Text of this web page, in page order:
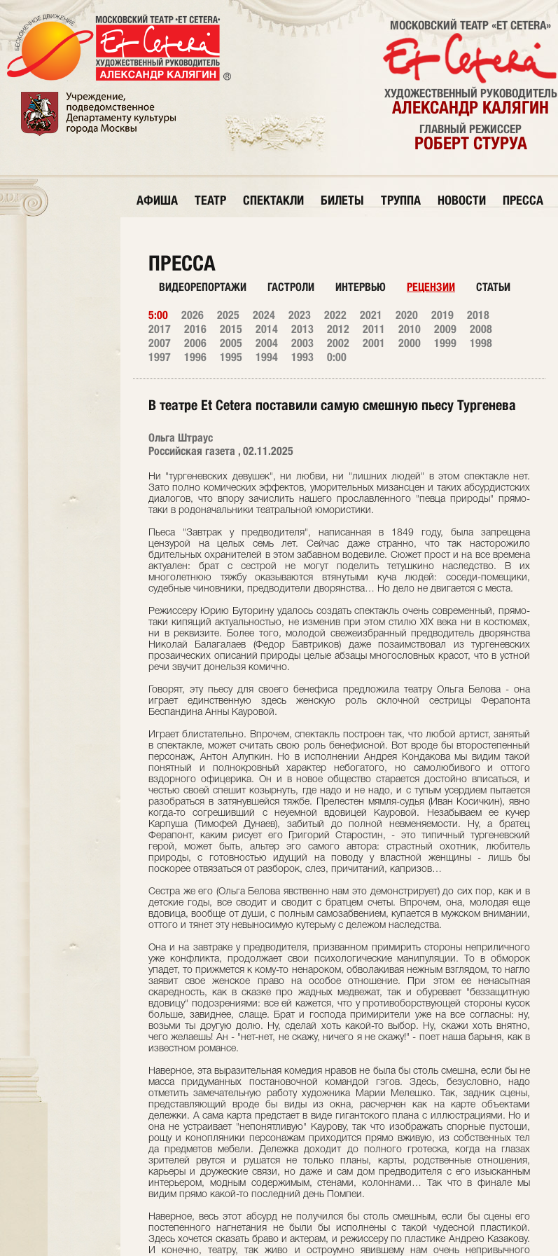
МОСКОВСКИЙ ТЕАТР «ET CETERA»
ХУДОЖЕСТВЕННЫЙ РУКОВОДИТЕЛЬ
АЛЕКСАНДР КАЛЯГИН
ГЛАВНЫЙ РЕЖИССЕР
РОБЕРТ СТУРУА
АФИША ТЕАТР СПЕКТАКЛИ БИЛЕТЫ ТРУППА НОВОСТИ ПРЕССА
ПРЕССА
ВИДЕОРЕПОРТАЖИ ГАСТРОЛИ ИНТЕРВЬЮ РЕЦЕНЗИИ СТАТЬИ
5:00 2026 2025 2024 2023 2022 2021 2020 2019
2018
2017
2016 2015 2014 2013 2012 2011 2010 2009
2008
2007
2006 2005 2004 2003 2002 2001 2000 1999
1998
1997
1996 1995 1994 1993 0:00
В театре Et Сetera поставили самую смешную пьесу Тургенева
Ольга Штраус
Российская газета , 02.11.2025
Ни "тургеневских девушек", ни любви, ни "лишних людей" в этом спектакле нет.
Зато полно комических эффектов, уморительных мизансцен и таких абсурдистских
диалогов, что впору зачислить нашего прославленного "певца природы" прямо-
таки в родоначальники театральной юмористики.
Пьеса "Завтрак у предводителя", написанная в 1849 году, была запрещена
цензурой на целых семь лет. Сейчас даже странно, что так насторожило
бдительных охранителей в этом забавном водевиле. Сюжет прост и на все времена
актуален: брат с сестрой не могут поделить тетушкино наследство. В их
многолетнюю тяжбу оказываются втянутыми куча людей: соседи-помещики,
судебные чиновники, предводители дворянства… Но дело не двигается с места.
Режиссеру Юрию Буторину удалось создать спектакль очень современный, прямо-
таки кипящий актуальностью, не изменив при этом стилю XIX века ни в костюмах,
ни в реквизите. Более того, молодой свежеизбранный предводитель дворянства
Николай Балагалаев (Федор Бавтриков) даже позаимствовал из тургеневских
прозаических описаний природы целые абзацы многословных красот, что в устной
речи звучит донельзя комично.
Говорят, эту пьесу для своего бенефиса предложила театру Ольга Белова - она
играет единственную здесь женскую роль склочной сестрицы Ферапонта
Беспандина Анны Кауровой.
Играет блистательно. Впрочем, спектакль построен так, что любой артист, занятый
в спектакле, может считать свою роль бенефисной. Вот вроде бы второстепенный
персонаж, Антон Алупкин. Но в исполнении Андрея Кондакова мы видим такой
понятный и полнокровный характер небогатого, но самолюбивого и оттого
вздорного офицерика. Он и в новое общество старается достойно вписаться, и
честью своей спешит козырнуть, где надо и не надо, и с тупым усердием пытается
разобраться в затянувшейся тяжбе. Прелестен мямля-судья (Иван Косичкин), явно
когда-то согрешивший с неуемной вдовицей Кауровой. Незабываем ее кучер
Карпуша (Тимофей Дунаев), забитый до полной невменяемости. Ну, а братец
Ферапонт, каким рисует его Григорий Старостин, - это типичный тургеневский
герой, может быть, альтер эго самого автора: страстный охотник, любитель
природы, с готовностью идущий на поводу у властной женщины - лишь бы
поскорее отвязаться от разборок, слез, причитаний, капризов…
Сестра же его (Ольга Белова явственно нам это демонстрирует) до сих пор, как и в
детские годы, все сводит и сводит с братцем счеты. Впрочем, она, молодая еще
вдовица, вообще от души, с полным самозабвением, купается в мужском внимании,
оттого и тянет эту невыносимую кутерьму с дележом наследства.
Она и на завтраке у предводителя, призванном примирить стороны неприличного
уже конфликта, продолжает свои психологические манипуляции. То в обморок
упадет, то прижмется к кому-то ненароком, обволакивая нежным взглядом, то нагло
заявит свое женское право на особое отношение. При этом ее ненасытная
скаредность, как в сказке про жадных медвежат, так и обуревает "беззащитную
вдовицу" подозрениями: все ей кажется, что у противоборствующей стороны кусок
больше, завиднее, слаще. Брат и господа примирители уже на все согласны: ну,
возьми ты другую долю. Ну, сделай хоть какой-то выбор. Ну, скажи хоть внятно,
чего желаешь! Ан - "нет-нет, не скажу, ничего я не скажу!" - поет наша барыня, как в
известном романсе.
Наверное, эта выразительная комедия нравов не была бы столь смешна, если бы не
масса придуманных постановочной командой гэгов. Здесь, безусловно, надо
отметить замечательную работу художника Марии Мелешко. Так, задник сцены,
представляющий вроде бы виды из окна, расчерчен как на карте объектами
дележки. А сама карта предстает в виде гигантского плана с иллюстрациями. Но и
она не устраивает "непонятливую" Каурову, так что изображать спорные пустоши,
рощу и конопляники персонажам приходится прямо вживую, из собственных тел
да предметов мебели. Дележка доходит до полного гротеска, когда на глазах
зрителей рвутся и рушатся не только планы, карты, родственные отношения,
карьеры и дружеские связи, но даже и сам дом предводителя с его изысканным
интерьером, модным содержимым, стенами, колоннами… Так что в финале мы
видим прямо какой-то последний день Помпеи.
Наверное, весь этот абсурд не получился бы столь смешным, если бы сцены его
постепенного нагнетания не были бы исполнены с такой чудесной пластикой.
Здесь хочется сказать браво и актерам, и режиссеру по пластике Андрею Казакову.
И конечно, театру, так живо и остроумно явившему нам очень непривычного